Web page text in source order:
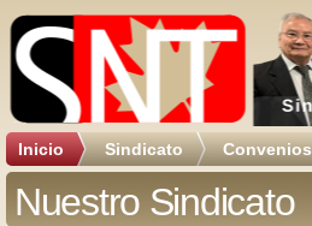
Inicio Sindicato Convenios
Nuestro Sindicato